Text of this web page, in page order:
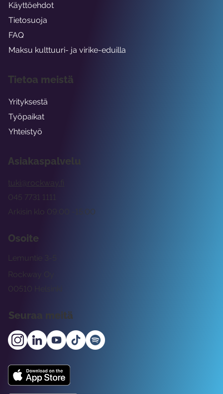
Asiakaspalvelu
tuki@rockway.fi
Arkisin klo 09:00 -15:00
045 7731 1111
Osoite
Rockway Oy
Lemuntie 3-5
00510 Helsinki
Seuraa meitä
Käyttöehdot
Tietosuoja
FAQ
Maksu kulttuuri- ja virike-eduilla
Tietoa meistä
Yrityksestä
Työpaikat
Yhteistyö